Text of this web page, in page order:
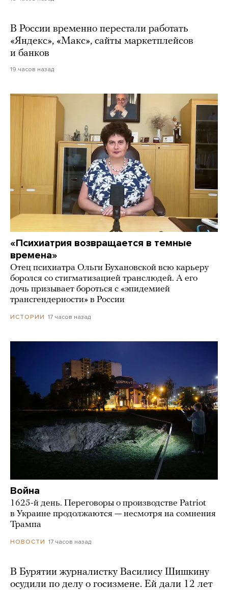
В России временно перестали работать
«Яндекс», «Макс», сайты маркетплейсов
и банков
19 часов назад
«Психиатрия возвращается в темные
времена»
Отец психиатра Ольги Бухановской всю карьеру
боролся со стигматизацией транслюдей. А его
дочь призывает бороться с «эпидемией
трансгендерности» в России
ИСТОРИИ 17 часов назад
Война
1625-й день. Переговоры о производстве Patriot
в Украине продолжаются — несмотря на сомнения
Трампа
НОВОСТИ 17 часов назад
В Бурятии журналистку Василису Шишкину
осудили по делу о госизмене. Ей дали 12 лет